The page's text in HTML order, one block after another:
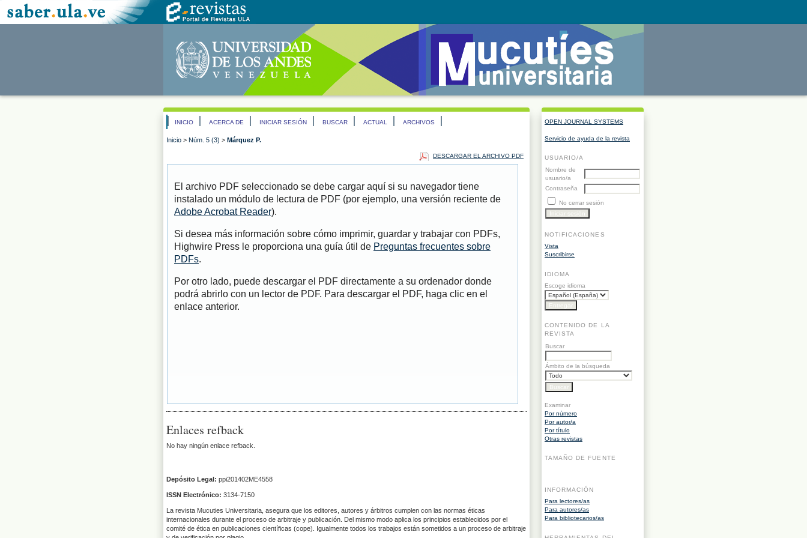
OPEN JOURNAL SYSTEMS
Servicio de ayuda de la revista
USUARIO/A
Nombre de
usuario/a
Contraseña
No cerrar sesión
NOTIFICACIONES
Vista
Suscribirse
IDIOMA
Escoge idioma
CONTENIDO DE LA
REVISTA
Buscar
Ámbito de la búsqueda
Examinar
Por número
Por autor/a
Por título
Otras revistas
TAMAÑO DE FUENTE
INFORMACIÓN
Para lectores/as
Para autores/as
Para bibliotecarios/as
INICIO ACERCA DE INICIAR SESIÓN BUSCAR ACTUAL ARCHIVOS
Inicio > Núm. 5 (3) > Márquez P.
DESCARGAR EL ARCHIVO PDF
El archivo PDF seleccionado se debe cargar aquí si su navegador tiene
instalado un módulo de lectura de PDF (por ejemplo, una versión reciente de
Adobe Acrobat Reader).
Si desea más información sobre cómo imprimir, guardar y trabajar con PDFs,
Highwire Press le proporciona una guía útil de Preguntas frecuentes sobre
PDFs.
Por otro lado, puede descargar el PDF directamente a su ordenador donde
podrá abrirlo con un lector de PDF. Para descargar el PDF, haga clic en el
enlace anterior.
Enlaces refback
No hay ningún enlace refback.
Depósito Legal: ppi201402ME4558
ISSN Electrónico: 3134-7150
La revista Mucuties Universitaria, asegura que los editores, autores y árbitros cumplen con las normas éticas
internacionales durante el proceso de arbitraje y publicación. Del mismo modo aplica los principios establecidos por el
comité de ética en publicaciones científicas (cope). Igualmente todos los trabajos están sometidos a un proceso de arbitraje